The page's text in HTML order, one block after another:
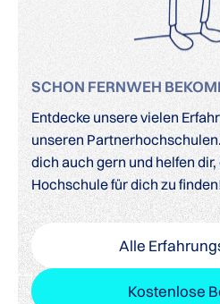
SCHON FERNWEH
Entdecke unsere vielen
unseren
dich auch gern und helfen
Hochschule für dich zu
Alle
Kostenlose